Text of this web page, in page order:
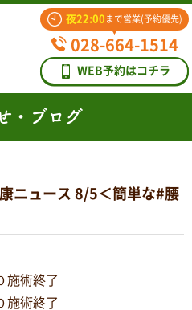
夜22:00 まで営業(予約優先)
028-664-1514
WEB予約はコチラ
・ブログ
ュース 8/5＜簡単な#腰
施術終了
施術終了